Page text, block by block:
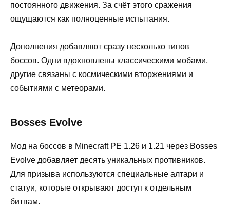
постоянного движения. За счёт этого сражения
ощущаются как полноценные испытания.
Дополнения добавляют сразу несколько типов
боссов. Одни вдохновлены классическими мобами,
другие связаны с космическими вторжениями и
событиями с метеорами.
Bosses Evolve
Мод на боссов в Minecraft PE 1.26 и 1.21 через Bosses
Evolve добавляет десять уникальных противников.
Для призыва используются специальные алтари и
статуи, которые открывают доступ к отдельным
битвам.